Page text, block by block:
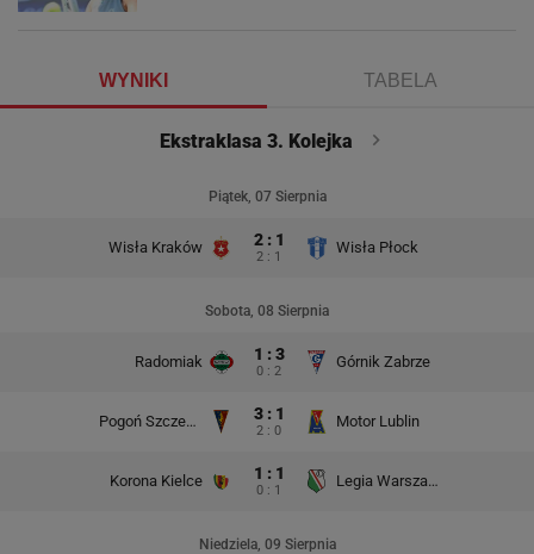
WYNIKI TABELA
Ekstraklasa 3. Kolejka
Piątek, 07 Sierpnia
Wisła Kraków 2 : 1
2 : 1
Wisła Płock
Sobota, 08 Sierpnia
Radomiak 1 : 3
0 : 2
Górnik Zabrze
Pogoń Szczecin 3 : 1
2 : 0
Motor Lublin
Korona Kielce 1 : 1
0 : 1
Legia Warszawa
Niedziela, 09 Sierpnia